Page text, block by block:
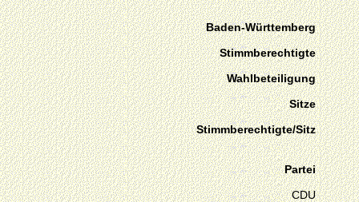
Baden-Württemberg
Stimmberechtigte
Wahlbeteiligung
Sitze
Stimmberechtigte/Sitz
Partei
CDU